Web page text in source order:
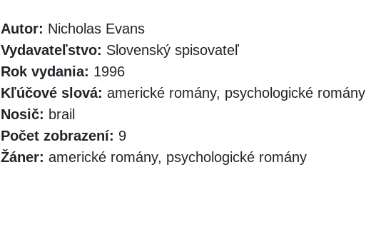
Autor: Nicholas Evans
Vydavateľstvo: Slovenský spisovateľ
Rok vydania: 1996
Kľúčové slová: americké romány, psychologické romány
Nosič: brail
Počet zobrazení: 9
Žáner: americké romány, psychologické romány